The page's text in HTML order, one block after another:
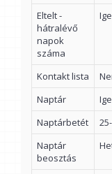
Eltelt -
hátralévő
napok
száma
Kontakt lista
Naptár
Naptárbetét
Naptár
beosztás